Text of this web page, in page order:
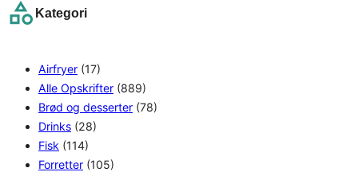
c
Kategori
Airfryer (17)
Alle Opskrifter (889)
Brød og desserter (78)
Drinks (28)
Fisk (114)
Forretter (105)